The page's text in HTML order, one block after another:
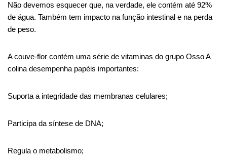
Não devemos esquecer que, na verdade, ele contém até 92%
de água. Também tem impacto na função intestinal e na perda
de peso.
A couve-flor contém uma série de vitaminas do grupo OssoA
colina desempenha papéis importantes:
Suporta a integridade das membranas celulares;
Participa da síntese de DNA;
Regula o metabolismo;